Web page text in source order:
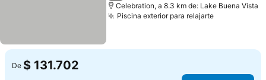
Celebration, a 8.3 km de: Lake Buena Vista
Piscina exterior para relajarteVer precios
De $ 131.702